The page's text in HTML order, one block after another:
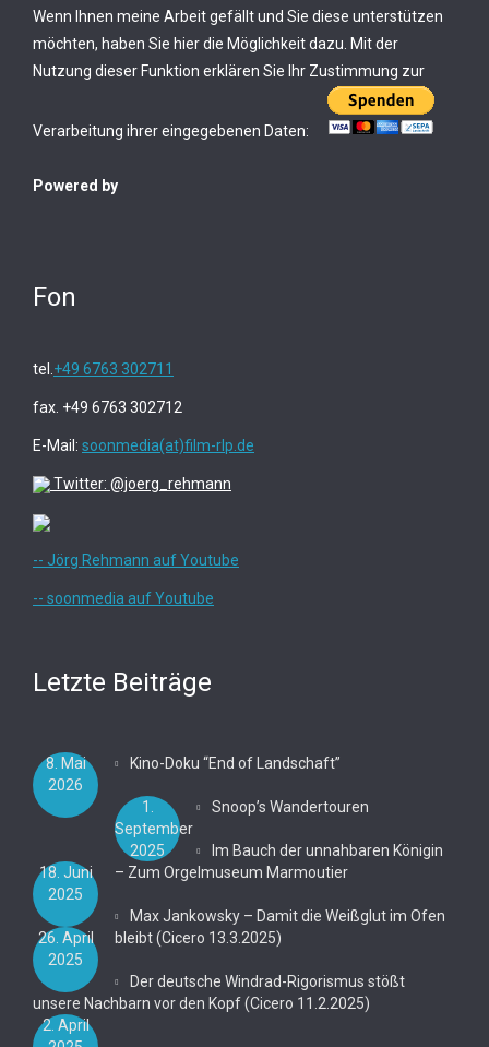
Wenn Ihnen meine Arbeit gefällt und Sie diese unterstützen
möchten, haben Sie hier die Möglichkeit dazu. Mit der
Nutzung dieser Funktion erklären Sie Ihr Zustimmung zur
Verarbeitung ihrer eingegebenen Daten:
Powered by
Fon
tel. +49 6763 302711
fax. +49 6763 302712
E-Mail: soonmedia(at)film-rlp.de
Twitter: @joerg_rehmann
-- Jörg Rehmann auf Youtube
-- soonmedia auf Youtube
Letzte Beiträge
Kino-Doku “End of Landschaft”
8. Mai
2026
Snoop’s Wandertouren
1.
September
2025
Im Bauch der unnahbaren Königin
– Zum Orgelmuseum Marmoutier
18. Juni
2025
Max Jankowsky – Damit die Weißglut im Ofen
bleibt (Cicero 13.3.2025)
26. April
2025
Der deutsche Windrad-Rigorismus stößt
unsere Nachbarn vor den Kopf (Cicero 11.2.2025)
2. April